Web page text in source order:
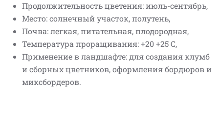
Продолжительность цветения: июль-сентябрь,
Место: солнечный участок, полутень,
Почва: легкая, питательная, плодородная,
Температура проращивания: +20 +25 С,
Применение в ландшафте: для создания клумб
и сборных цветников, оформления бордюров и
миксбордеров.